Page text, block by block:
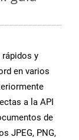
y
en varios
a la API
de
JPEG, PNG,